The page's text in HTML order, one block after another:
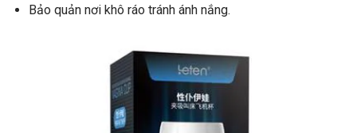
Bảo quản nơi khô ráo tránh ánh nắng.